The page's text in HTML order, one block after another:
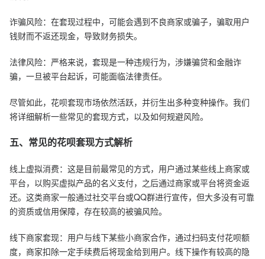
诈骗风险：在套现过程中，可能会遇到不良商家或骗子，骗取用户
钱财而不返还现金，导致财务损失。
法律风险：严格来说，套现是一种违规行为，涉嫌骗贷和金融诈
骗，一旦被平台起诉，可能面临法律责任。
尽管如此，花呗套现市场依然活跃，并衍生出多种变种操作。我们
将详细解析一些常见的套现方式，以及如何规避风险。
五、常见的花呗套现方式解析
线上虚拟消费：这是目前最常见的方式，用户通过某些线上商家或
平台，以购买虚拟产品的名义支付，之后通过商家或平台将资金返
还。这类商家一般通过社交平台或QQ群进行宣传，但大多没有可靠
的资质或信用保障，存在较高的被骗风险。
线下商家套现：用户与线下某些小商家合作，通过扫码支付花呗额
度，商家扣除一定手续费后将现金给到用户。线下操作有较高的隐